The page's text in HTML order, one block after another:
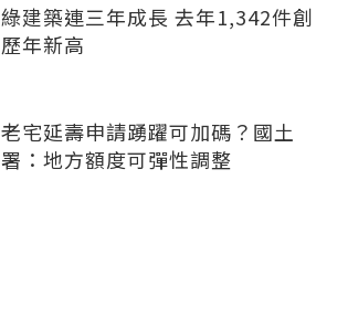
綠建築連三年成長 去年1,342件創
歷年新高
老宅延壽申請踴躍可加碼？國土
署：地方額度可彈性調整